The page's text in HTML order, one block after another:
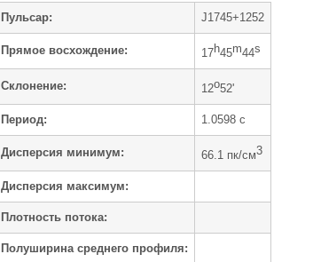
Пульсар: J1745+1252
Прямое восхождение: 17h45m44s
Cклонение: 12o52'
Период: 1.0598 c
Дисперсия минимум: 66.1 пк/см3
Дисперсия максимум:
Плотность потока:
Полуширина среднего профиля: